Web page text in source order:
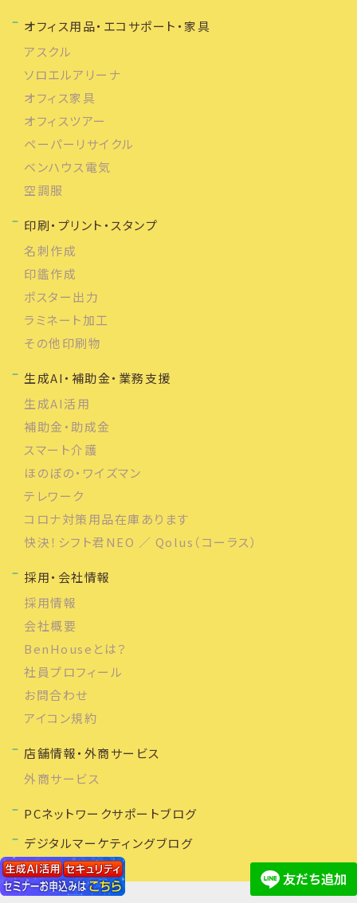
オフィス用品・エコサポート・家具
アスクル
ソロエルアリーナ
オフィス家具
オフィスツアー
ペーパーリサイクル
ベンハウス電気
空調服
印刷・プリント・スタンプ
名刺作成
印鑑作成
ポスター出力
ラミネート加工
その他印刷物
生成AI・補助金・業務支援
生成AI活用
補助金・助成金
スマート介護
ほのぼの・ワイズマン
テレワーク
コロナ対策用品在庫あります
快決！シフト君NEO ／ Qolus（コーラス）
採用・会社情報
採用情報
会社概要
BenHouseとは？
社員プロフィール
お問合わせ
アイコン規約
店舗情報・外商サービス
外商サービス
PCネットワークサポートブログ
デジタルマーケティングブログ